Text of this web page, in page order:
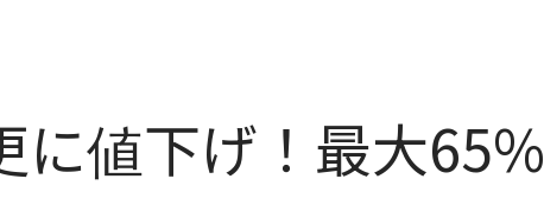
に値下げ！最大65%